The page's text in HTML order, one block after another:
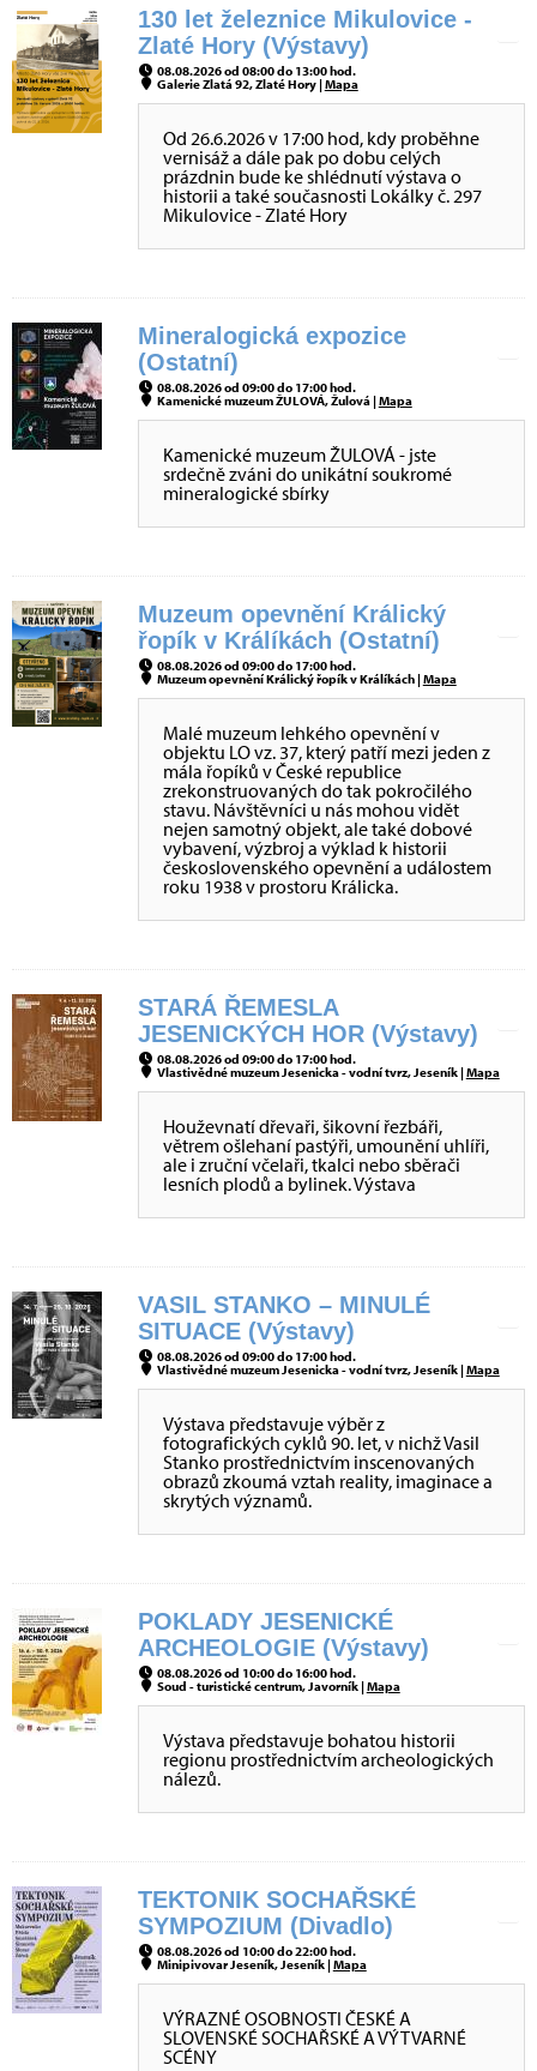
130 let železnice Mikulovice -
Zlaté Hory (Výstavy)
08.08.2026 od 08:00 do 13:00 hod.
Galerie Zlatá 92, Zlaté Hory |Mapa
Od 26.6.2026 v 17:00 hod, kdy proběhne
vernisáž a dále pak po dobu celých
prázdnin bude ke shlédnutí výstava o
historii a také současnosti Lokálky č. 297
Mikulovice - Zlaté Hory
Mineralogická expozice
(Ostatní)
08.08.2026 od 09:00 do 17:00 hod.
Kamenické muzeum ŽULOVÁ, Žulová |Mapa
Kamenické muzeum ŽULOVÁ - jste
srdečně zváni do unikátní soukromé
mineralogické sbírky
Muzeum opevnění Králický
řopík v Králíkách (Ostatní)
08.08.2026 od 09:00 do 17:00 hod.
Muzeum opevnění Králický řopík v Králíkách |Mapa
Malé muzeum lehkého opevnění v
objektu LO vz. 37, který patří mezi jeden z
mála řopíků v České republice
zrekonstruovaných do tak pokročilého
stavu. Návštěvníci u nás mohou vidět
nejen samotný objekt, ale také dobové
vybavení, výzbroj a výklad k historii
československého opevnění a událostem
roku 1938 v prostoru Králicka.
STARÁ ŘEMESLA
JESENICKÝCH HOR (Výstavy)
08.08.2026 od 09:00 do 17:00 hod.
Vlastivědné muzeum Jesenicka - vodní tvrz, Jeseník |Mapa
Houževnatí dřevaři, šikovní řezbáři,
větrem ošlehaní pastýři, umounění uhlíři,
ale i zruční včelaři, tkalci nebo sběrači
lesních plodů a bylinek. Výstava
VASIL STANKO – MINULÉ
SITUACE (Výstavy)
08.08.2026 od 09:00 do 17:00 hod.
Vlastivědné muzeum Jesenicka - vodní tvrz, Jeseník |Mapa
Výstava představuje výběr z
fotografických cyklů 90. let, v nichž Vasil
Stanko prostřednictvím inscenovaných
obrazů zkoumá vztah reality, imaginace a
skrytých významů.
POKLADY JESENICKÉ
ARCHEOLOGIE (Výstavy)
08.08.2026 od 10:00 do 16:00 hod.
Soud - turistické centrum, Javorník |Mapa
Výstava představuje bohatou historii
regionu prostřednictvím archeologických
nálezů.
TEKTONIK SOCHAŘSKÉ
SYMPOZIUM (Divadlo)
08.08.2026 od 10:00 do 22:00 hod.
Minipivovar Jeseník, Jeseník |Mapa
VÝRAZNÉ OSOBNOSTI ČESKÉ A
SLOVENSKÉ SOCHAŘSKÉ A VÝTVARNÉ
SCÉNY